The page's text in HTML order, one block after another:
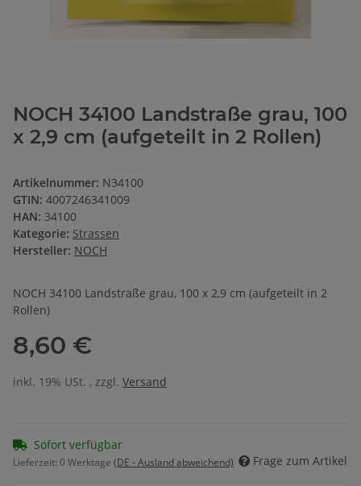
NOCH 34100 Landstraße grau, 100
x 2,9 cm (aufgeteilt in 2 Rollen)
Artikelnummer: N34100
GTIN: 4007246341009
HAN: 34100
Kategorie: Strassen
Hersteller: NOCH
NOCH 34100 Landstraße grau, 100 x 2,9 cm (aufgeteilt in 2
Rollen)
8,60 €
inkl. 19% USt. , zzgl. Versand
Sofort verfügbar
Lieferzeit: 0 Werktage (DE - Ausland abweichend) Frage zum Artikel